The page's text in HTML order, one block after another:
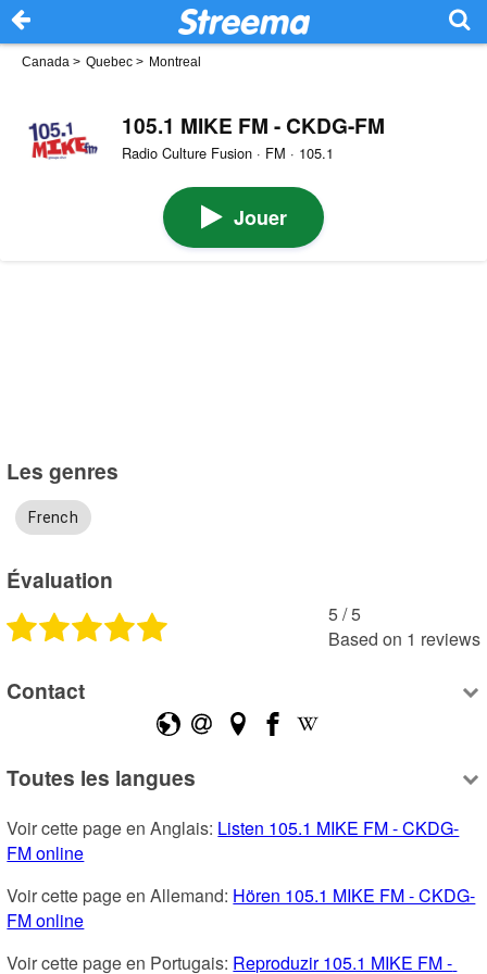
Canada > Quebec > Montreal
105.1 MIKE FM - CKDG-FM
Radio Culture Fusion · FM · 105.1
Jouer
Les genres
French
Évaluation
5 /5
Based on 1 reviews
Contact
Toutes les langues
Voir cette page en Anglais: Listen 105.1 MIKE FM - CKDG-
FM online
Voir cette page en Allemand: Hören 105.1 MIKE FM - CKDG-
FM online
Voir cette page en Portugais: Reproduzir 105.1 MIKE FM -